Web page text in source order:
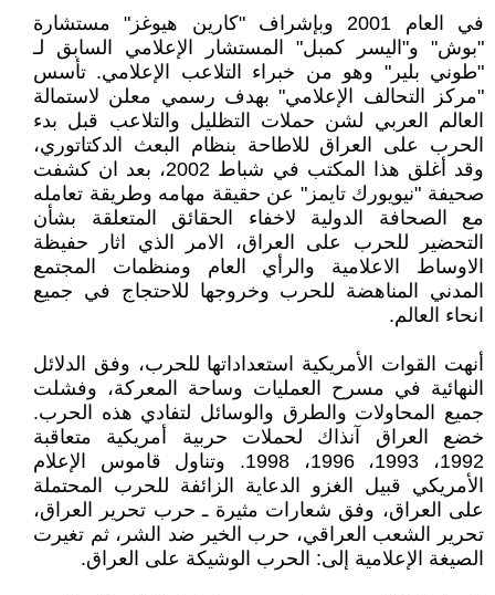
في العام 2001 وبإشراف "كارين هيوغز" مستشارة
"بوش" و"اليسر كمبل" المستشار الإعلامي السابق لـ
"طوني بلير" وهو من خبراء التلاعب الإعلامي. تأسس
"مركز التحالف الإعلامي" بهدف رسمي معلن لاستمالة
العالم العربي لشن حملات التظليل والتلاعب قبل بدء
الحرب على العراق للاطاحة بنظام البعث الدكتاتوري،
وقد أغلق هذا المكتب في شباط 2002، بعد ان كشفت
صحيفة "نيويورك تايمز" عن حقيقة مهامه وطريقة تعامله
مع الصحافة الدولية لاخفاء الحقائق المتعلقة بشأن
التحضير للحرب على العراق، الامر الذي اثار حفيظة
الاوساط الاعلامية والرأي العام ومنظمات المجتمع
المدني المناهضة للحرب وخروجها للاحتجاج في جميع
انحاء العالم.
أنهت القوات الأمريكية استعداداتها للحرب، وفق الدلائل
النهائية في مسرح العمليات وساحة المعركة، وفشلت
جميع المحاولات والطرق والوسائل لتفادي هذه الحرب.
خضع العراق آنذاك لحملات حربية أمريكية متعاقبة
1992، 1993، 1996، 1998. وتناول قاموس الإعلام
الأمريكي قبيل الغزو الدعاية الزائفة للحرب المحتملة
على العراق، وفق شعارات مثيرة ـ حرب تحرير العراق،
تحرير الشعب العراقي، حرب الخير ضد الشر، ثم تغيرت
الصيغة الإعلامية إلى: الحرب الوشيكة على العراق.